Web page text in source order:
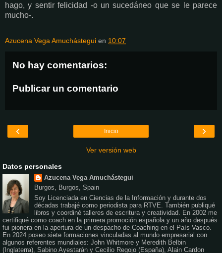
hago, y sentir felicidad -o un sucedáneo que se le parece
mucho-.
Azucena Vega Amuchástegui en 10:07
No hay comentarios:
Publicar un comentario
‹ ›
Inicio
Ver versión web
Datos personales
Azucena Vega Amuchástegui
Burgos, Burgos, Spain
Soy Licenciada en Ciencias de la Información y durante dos
décadas trabajé como periodista para RTVE. También publiqué
libros y coordiné talleres de escritura y creatividad. En 2002 me
certifiqué como coach en la primera promoción española y un año después
fui pionera en la apertura de un despacho de Coaching en el País Vasco.
En 2024 poseo siete formaciones vinculadas al mundo empresarial con
algunos referentes mundiales: John Whitmore y Meredith Belbin
(Inglaterra), Sabino Ayestarán y Cecilio Regojo (España), Alain Cardon